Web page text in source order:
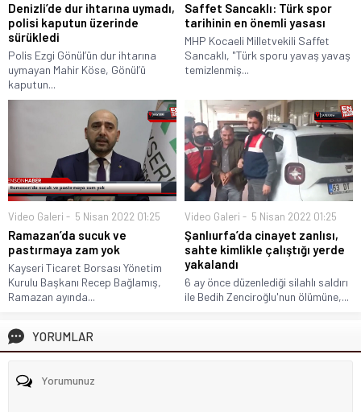
Denizli’de dur ihtarına uymadı,
polisi kaputun üzerinde
sürükledi
Polis Ezgi Gönül’ün dur ihtarına
uymayan Mahir Köse, Gönül’ü
kaputun...
Saffet Sancaklı: Türk spor
tarihinin en önemli yasası
MHP Kocaeli Milletvekili Saffet
Sancaklı, "Türk sporu yavaş yavaş
temizlenmiş...
Video Galeri 5 Nisan 2022 01:25
Ramazan’da sucuk ve
pastırmaya zam yok
Kayseri Ticaret Borsası Yönetim
Kurulu Başkanı Recep Bağlamış,
Ramazan ayında...
Video Galeri 5 Nisan 2022 01:25
Şanlıurfa’da cinayet zanlısı,
sahte kimlikle çalıştığı yerde
yakalandı
6 ay önce düzenlediği silahlı saldırı
ile Bedih Zenciroğlu'nun ölümüne,...
YORUMLAR